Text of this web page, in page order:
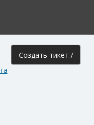
Создать тикет /